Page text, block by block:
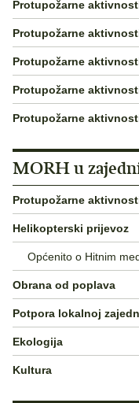
Protupožarne
Protupožarne
Protupožarne
Protupožarne
Protupožarne
MORH u
Protupožarne
Helikopterski prijevoz
Općenito o Hitnim
Obrana od poplava
Potpora lokalnoj
Ekologija
Kultura